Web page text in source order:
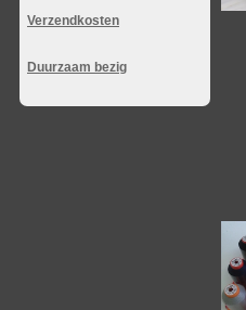
Verzendkosten
Duurzaam bezig